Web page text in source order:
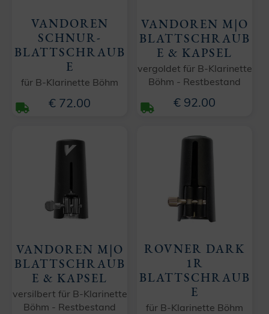
VANDOREN
SCHNUR-
BLATTSCHRAUB
E
für B-Klarinette Böhm
€ 72.00
VANDOREN M|O
BLATTSCHRAUB
E & KAPSEL
vergoldet für B-Klarinette
Böhm - Restbestand
€ 92.00
VANDOREN M|O
BLATTSCHRAUB
E & KAPSEL
versilbert für B-Klarinette
Böhm - Restbestand
ROVNER DARK
1R
BLATTSCHRAUB
E
für B-Klarinette Böhm